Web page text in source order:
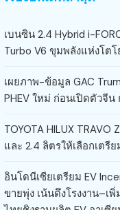
เบนซิน 2.4 Hybrid i-
Turbo V6 ขุมพลังแห่งโต
เผยภาพ-ข้อมูล GAC
PHEV ใหม่ ก่อนเปิดตัวจี
TOYOTA HILUX
และ 2.4 ลิตรให้เลือกเตรี
อินโดนีเซียเตรียม EV
ขายพุ่ง เน้นดึงโรงงาน–เ